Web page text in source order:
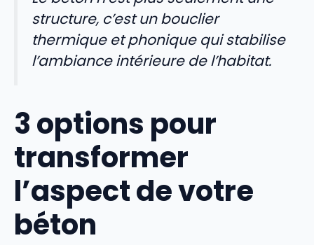
structure, c’est un bouclier
thermique et phonique qui stabilise
l’ambiance intérieure de l’habitat.
3 options pour
transformer
l’aspect de votre
béton